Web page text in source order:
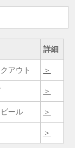
詳細
アウト ＞
＞
ール ＞
＞